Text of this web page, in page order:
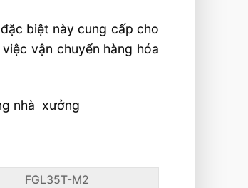
biệt này cung cấp cho
vận chuyển hàng hóa
nhà xưởng
FGL35T-M2